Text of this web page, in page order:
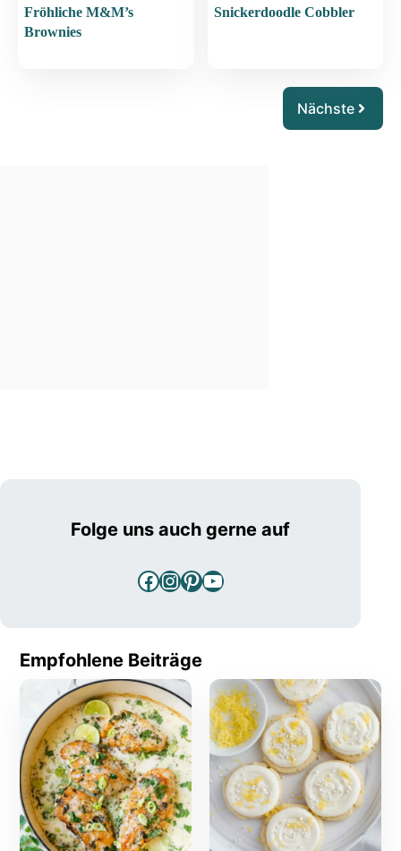
Fröhliche M&M’s
Brownies
Snickerdoodle Cobbler
Nächste
Folge uns auch gerne auf
Facebook
Instagram
Pinterest
YouTube
Empfohlene Beiträge